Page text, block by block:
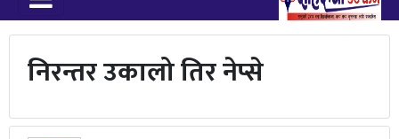
निरन्तर उकालो तिर नेप्से